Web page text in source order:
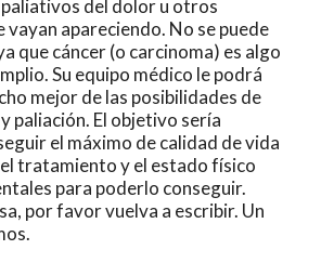
paliativos del dolor u otros
vayan apareciendo. No se puede
que cáncer (o carcinoma) es algo
Su equipo médico le podrá
mejor de las posibilidades de
paliación. El objetivo sería
el máximo de calidad de vida
tratamiento y el estado físico
para poderlo conseguir.
por favor vuelva a escribir. Un